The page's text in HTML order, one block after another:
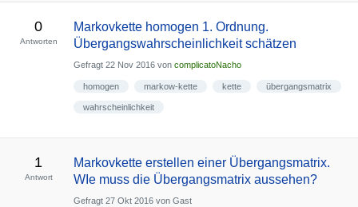
0
Antworten
Markovkette homogen 1. Ordnung.
Übergangswahrscheinlichkeit schätzen
Gefragt 22 Nov 2016 von complicatoNacho
homogen markow-kette kette übergangsmatrix
wahrscheinlichkeit
1
Antwort
Markovkette erstellen einer Übergangsmatrix.
WIe muss die Übergangsmatrix aussehen?
Gefragt 27 Okt 2016 von Gast